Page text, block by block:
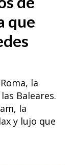
que
la
Baleares.
la
y lujo que